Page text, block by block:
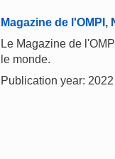
Magazine de l'OMPI,
Le Magazine de
le monde.
Publication year: 2022